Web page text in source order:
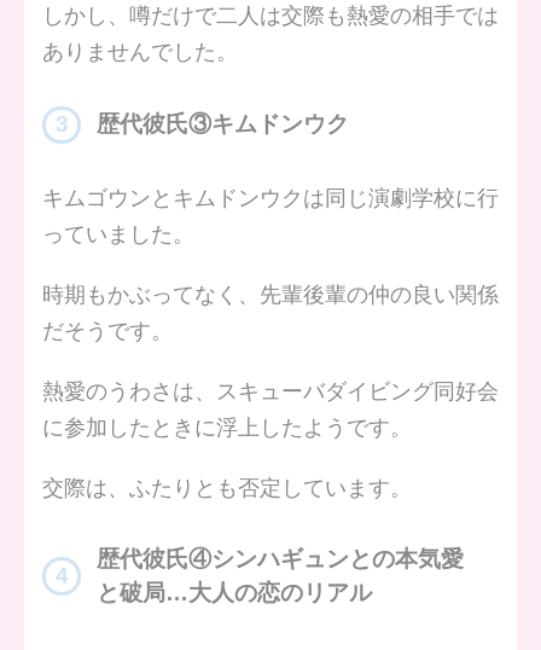
しかし、噂だけで二人は交際も熱愛の相手では
ありませんでした。
歴代彼氏③キムドンウク
キムゴウンとキムドンウクは同じ演劇学校に行
っていました。
時期もかぶってなく、先輩後輩の仲の良い関係
だそうです。
熱愛のうわさは、スキューバダイビング同好会
に参加したときに浮上したようです。
交際は、ふたりとも否定しています。
歴代彼氏④シンハギュンとの本気愛
と破局…大人の恋のリアル